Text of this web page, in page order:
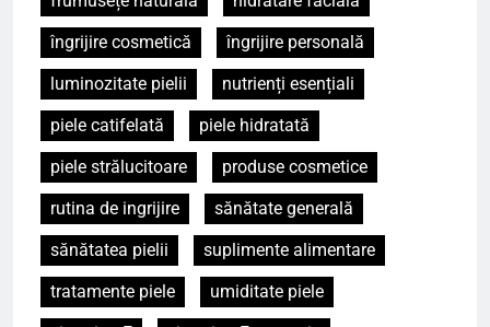
îngrijire cosmetică
îngrijire personală
luminozitate pielii
nutrienți esențiali
piele catifelată
piele hidratată
piele strălucitoare
produse cosmetice
rutina de ingrijire
sănătate generală
sănătatea pielii
suplimente alimentare
tratamente piele
umiditate piele